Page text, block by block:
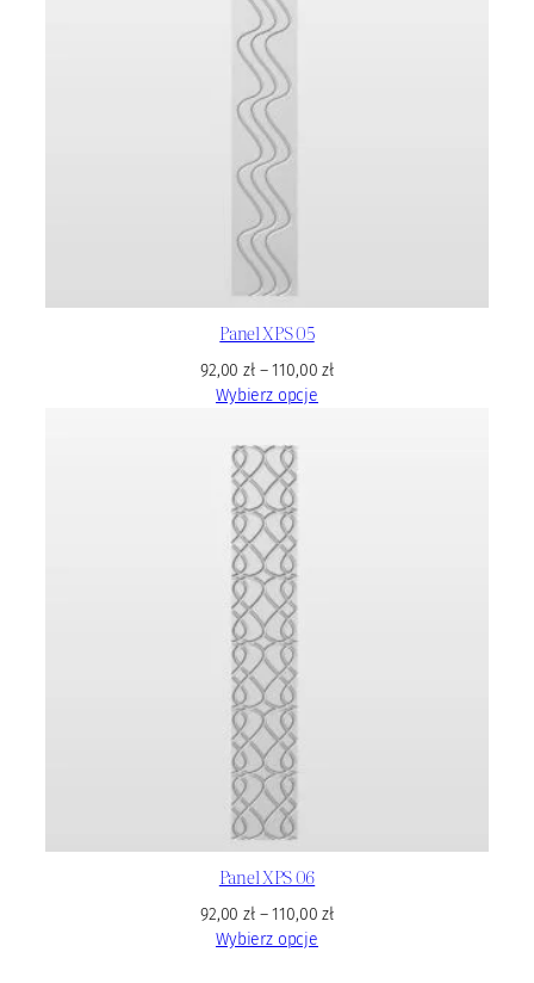
Panel XPS 05
92,00zł– 110,00zł
Wybierz opcje
Panel XPS 06
92,00zł– 110,00zł
Wybierz opcje